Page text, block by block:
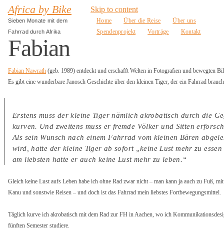
Africa by Bike
Sieben Monate mit dem
Fahrrad durch Afrika
Skip to content
Home Über die Reise
Über uns
Spendenprojekt
Vorträge Kontakt
Fabian
Fabian Nawrath (geb. 1989) entdeckt und erschafft Welten in Fotografien und bewegten
Es gibt eine wunderbare Janosch Geschichte über den kleinen Tiger, der ein Fahrrad
Erstens muss der kleine Tiger nämlich akrobatisch durch die
kurven. Und zweitens muss er fremde Völker und Sitten
Als sein Wunsch nach einem Fahrrad vom kleinen Bären
wird, hatte der kleine Tiger ab sofort „keine Lust mehr zu essen
am liebsten hatte er auch keine Lust mehr zu leben.“
Gleich keine Lust aufs Leben habe ich ohne Rad zwar nicht – man kann ja auch zu Fuß,
Kanu und sonstwie Reisen – und doch ist das Fahrrad mein liebstes Fortbewegungsmittel.
Täglich kurve ich akrobatisch mit dem Rad zur FH in Aachen, wo ich
fünften Semester studiere.